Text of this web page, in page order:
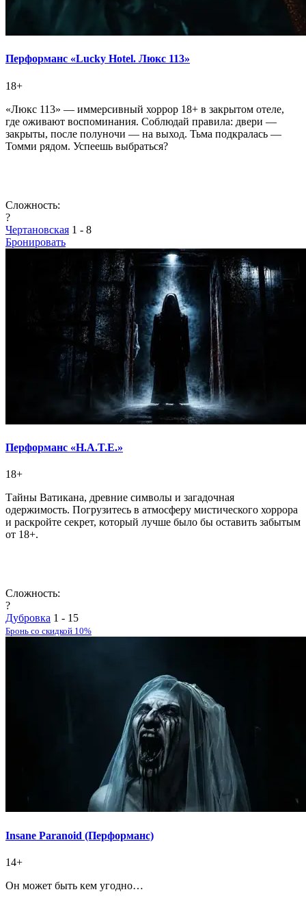
Перформанс «Lucky Hotel. Люкс 113»
18+
«Люкс 113» — иммерсивный хоррор 18+ в закрытом отеле,
где оживают воспоминания. Соблюдай правила: двери —
закрыты, после полуночи — на выход. Тьма подкралась —
Томми рядом. Успеешь выбраться?
Сложность:
?
Чертановская 1 - 8
Бронировать
Перформанс «H.А.T.E.»
18+
Тайны Ватикана, древние символы и загадочная
одержимость. Погрузитесь в атмосферу мистического хоррора
и раскройте секрет, который лучше было бы оставить забытым
от 18+.
Сложность:
?
Дубровка 1 - 15
Бронь со скидкой 10%
Insane Paranoid (Перформанс)
14+
Он может быть кем угодно…